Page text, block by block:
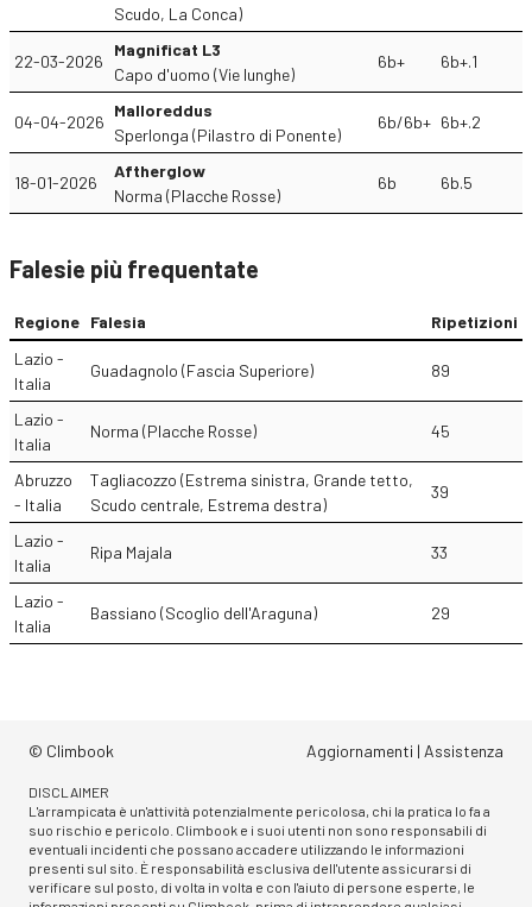
Scudo, La Conca)
22-03-2026
Magnificat L3
Capo d'uomo (Vie lunghe)
6b+ 6b+.1
04-04-2026
Malloreddus
Sperlonga (Pilastro di Ponente)
6b/6b+ 6b+.2
18-01-2026
Aftherglow
Norma (Placche Rosse)
6b 6b.5
Falesie più frequentate
Regione Falesia
Ripetizioni
Lazio -
Italia
Guadagnolo (Fascia Superiore) 89
Lazio -
Italia
Norma (Placche Rosse) 45
Abruzzo
- Italia
Tagliacozzo (Estrema sinistra, Grande tetto,
Scudo centrale, Estrema destra)
39
Lazio -
Italia
Ripa Majala 33
Lazio -
Italia
Bassiano (Scoglio dell'Araguna) 29
© Climbook Aggiornamenti | Assistenza
DISCLAIMER
L'arrampicata è un'attività potenzialmente pericolosa, chi la pratica lo fa a
suo rischio e pericolo. Climbook e i suoi utenti non sono responsabili di
eventuali incidenti che possano accadere utilizzando le informazioni
presenti sul sito. È responsabilità esclusiva dell'utente assicurarsi di
verificare sul posto, di volta in volta e con l'aiuto di persone esperte, le